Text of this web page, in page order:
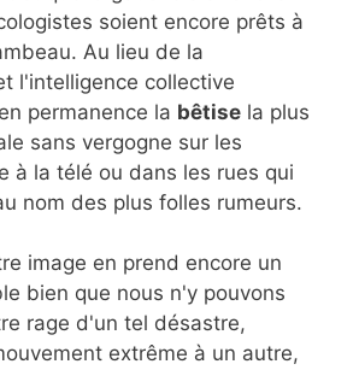
soient encore prêts à
Au lieu de la
l'intelligence collective
permanence la bêtise la plus
sans vergogne sur les
à la télé ou dans les rues qui
nom des plus folles rumeurs.
image en prend encore un
bien que nous n'y pouvons
rage d'un tel désastre,
extrême à un autre,